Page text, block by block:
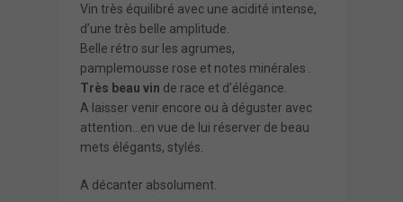
Vin très équilibré avec une acidité intense,
d’une très belle amplitude.
Belle rétro sur les agrumes,
pamplemousse rose et notes minérales .
Très beau vin de race et d’élégance.
A laisser venir encore ou à déguster avec
attention…en vue de lui réserver de beau
mets élégants, stylés.
A décanter absolument.